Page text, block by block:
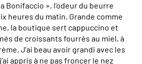
Bonifaccio », l’odeur du beurre
heures du matin. Grande comme
la boutique sert cappuccino et
de croissants fourrés au miel, à
J’ai beau avoir grandi avec les
appris à ne pas froncer le nez